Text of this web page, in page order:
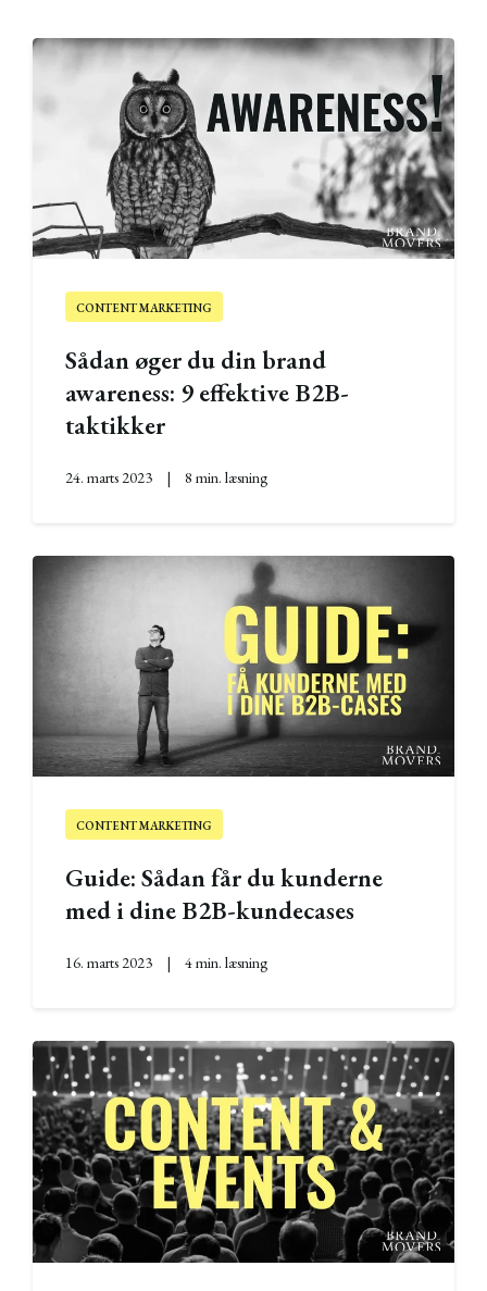
CONTENT MARKETING
Sådan øger du din brand
awareness: 9 effektive B2B-
taktikker
24. marts 2023 | 8 min. læsning
CONTENT MARKETING
Guide: Sådan får du kunderne
med i dine B2B-kundecases
16. marts 2023 | 4 min. læsning